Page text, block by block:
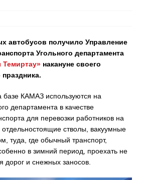
автобусов получило Управление
Угольного департамента
накануне своего
базе КАМАЗ используются на
департамента в качестве
для перевозки работников на
отдельностоящие стволы, вакуумные
туда, где обычный транспорт,
в зимний период, проехать не
дорог и снежных заносов.